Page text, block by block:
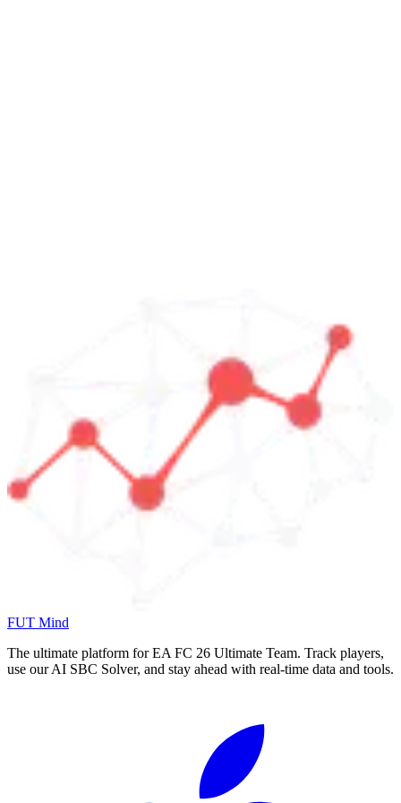
FUT Mind
The ultimate platform for EA FC 26 Ultimate Team. Track players,
use our AI SBC Solver, and stay ahead with real-time data and tools.